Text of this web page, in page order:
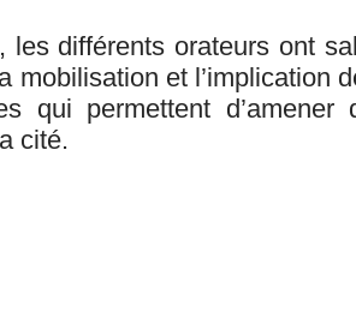
les différents orateurs ont
mobilisation et l’implication
qui permettent
cité.